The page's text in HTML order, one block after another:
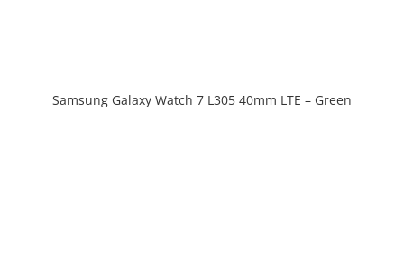
Prix en baisse
Samsung Galaxy Watch 7 L305 40mm LTE – Green